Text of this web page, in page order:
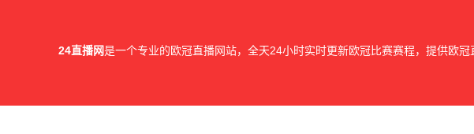
24直播网是一个专业的欧冠直播网站，全天24小时实时更新欧冠比赛赛程，提供欧